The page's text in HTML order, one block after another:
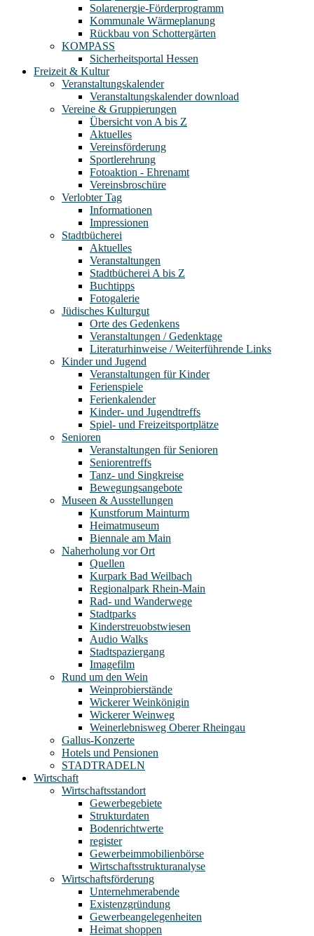
Solarenergie-Förderprogramm
Kommunale Wärmeplanung
Rückbau von Schottergärten
KOMPASS
Sicherheitsportal Hessen
Freizeit & Kultur
Veranstaltungskalender
Veranstaltungskalender download
Vereine & Gruppierungen
Übersicht von A bis Z
Aktuelles
Vereinsförderung
Sportlerehrung
Fotoaktion - Ehrenamt
Vereinsbroschüre
Verlobter Tag
Informationen
Impressionen
Stadtbücherei
Aktuelles
Veranstaltungen
Stadtbücherei A bis Z
Buchtipps
Fotogalerie
Jüdisches Kulturgut
Orte des Gedenkens
Veranstaltungen / Gedenktage
Literaturhinweise / Weiterführende Links
Kinder und Jugend
Veranstaltungen für Kinder
Ferienspiele
Ferienkalender
Kinder- und Jugendtreffs
Spiel- und Freizeitsportplätze
Senioren
Veranstaltungen für Senioren
Seniorentreffs
Tanz- und Singkreise
Bewegungsangebote
Museen & Ausstellungen
Kunstforum Mainturm
Heimatmuseum
Biennale am Main
Naherholung vor Ort
Quellen
Kurpark Bad Weilbach
Regionalpark Rhein-Main
Rad- und Wanderwege
Stadtparks
Kinderstreuobstwiesen
Audio Walks
Stadtspaziergang
Imagefilm
Rund um den Wein
Weinprobierstände
Wickerer Weinkönigin
Wickerer Weinweg
Weinerlebnisweg Oberer Rheingau
Gallus-Konzerte
Hotels und Pensionen
STADTRADELN
Wirtschaft
Wirtschaftsstandort
Gewerbegebiete
Strukturdaten
Bodenrichtwerte
register
Gewerbeimmobilienbörse
Wirtschaftsstrukturanalyse
Wirtschaftsförderung
Unternehmerabende
Existenzgründung
Gewerbeangelegenheiten
Heimat shoppen